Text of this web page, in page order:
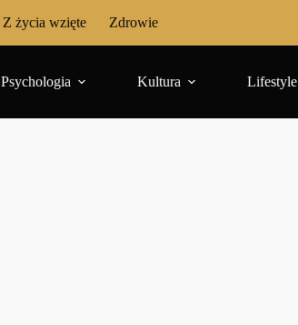
Z życia wzięte Zdrowie
Psychologia Kultura Lifestyle